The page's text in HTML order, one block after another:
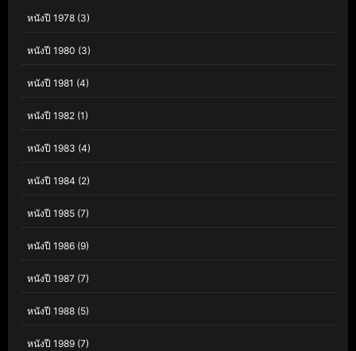
หนังปี 1978 (3)
หนังปี 1980 (3)
หนังปี 1981 (4)
หนังปี 1982 (1)
หนังปี 1983 (4)
หนังปี 1984 (2)
หนังปี 1985 (7)
หนังปี 1986 (9)
หนังปี 1987 (7)
หนังปี 1988 (5)
หนังปี 1989 (7)